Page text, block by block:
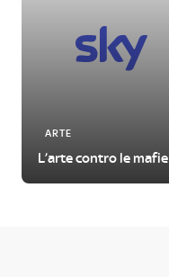
ARTE
L’arte contro le mafie